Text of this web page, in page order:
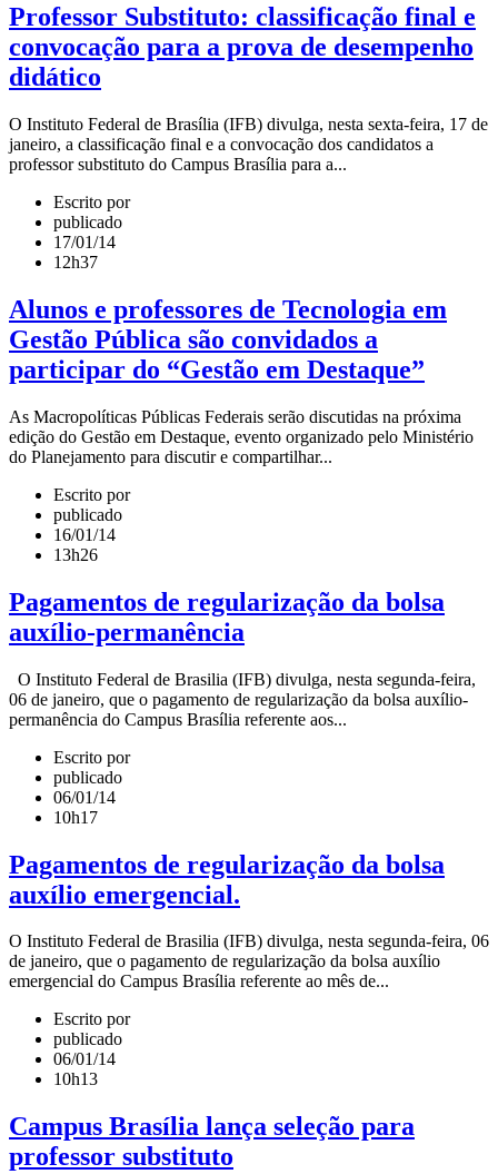
Professor Substituto: classificação final e
convocação para a prova de desempenho
didático
O Instituto Federal de Brasília (IFB) divulga, nesta sexta-feira, 17 de
janeiro, a classificação final e a convocação dos candidatos a
professor substituto do Campus Brasília para a...
Escrito por
publicado
17/01/14
12h37
Alunos e professores de Tecnologia em
Gestão Pública são convidados a
participar do “Gestão em Destaque”
As Macropolíticas Públicas Federais serão discutidas na próxima
edição do Gestão em Destaque, evento organizado pelo Ministério
do Planejamento para discutir e compartilhar...
Escrito por
publicado
16/01/14
13h26
Pagamentos de regularização da bolsa
auxílio-permanência
O Instituto Federal de Brasilia (IFB) divulga, nesta segunda-feira,
06 de janeiro, que o pagamento de regularização da bolsa auxílio-
permanência do Campus Brasília referente aos...
Escrito por
publicado
06/01/14
10h17
Pagamentos de regularização da bolsa
auxílio emergencial.
O Instituto Federal de Brasilia (IFB) divulga, nesta segunda-feira, 06
de janeiro, que o pagamento de regularização da bolsa auxílio
emergencial do Campus Brasília referente ao mês de...
Escrito por
publicado
06/01/14
10h13
Campus Brasília lança seleção para
professor substituto